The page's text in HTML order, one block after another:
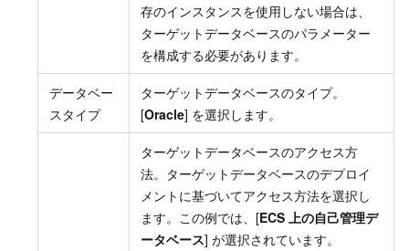
存のインスタンスを使用しない場合は、
ターゲットデータベースのパラメーター
を構成する必要があります。
データベー
スタイプ
ターゲットデータベースのタイプ。
[Oracle] を選択します。
ターゲットデータベースのアクセス方
法。ターゲットデータベースのデプロイ
メントに基づいてアクセス方法を選択し
ます。この例では、[ECS 上の自己管理デ
ータベース] が選択されています。